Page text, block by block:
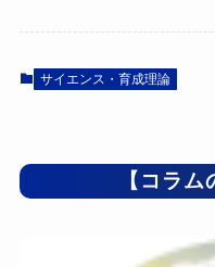
サイエンス・育成理論
【コラ